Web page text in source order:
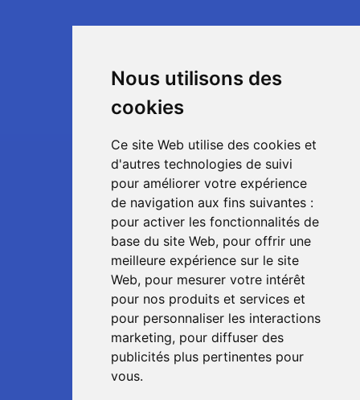
Nous utilisons des
cookies
Ce site Web utilise des cookies et
d'autres technologies de suivi
pour améliorer votre expérience
de navigation aux fins suivantes :
pour activer les fonctionnalités de
base du site Web, pour offrir une
meilleure expérience sur le site
Web, pour mesurer votre intérêt
pour nos produits et services et
pour personnaliser les interactions
marketing, pour diffuser des
publicités plus pertinentes pour
vous.